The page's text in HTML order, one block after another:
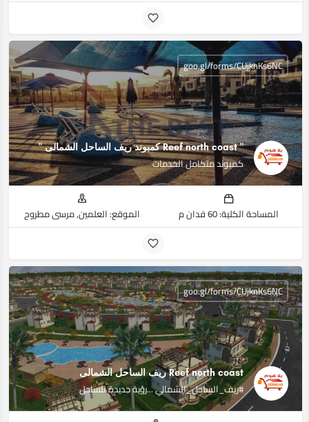
" Reef north coast كمبوند ريف الساحل الشمالى ‏"
كمبوند متكامل الخدمات
goo.gl/forms/CUjknKs6NC
المساحة الكلية: 60 فدان م الموقع: العلمين, مرسى مطروح
Reef north coast ريف الساحل الشمالى
#ريف_الساحل_الشمالي ...رؤية جديدة للساحل
goo.gl/forms/CUjknKs6NC